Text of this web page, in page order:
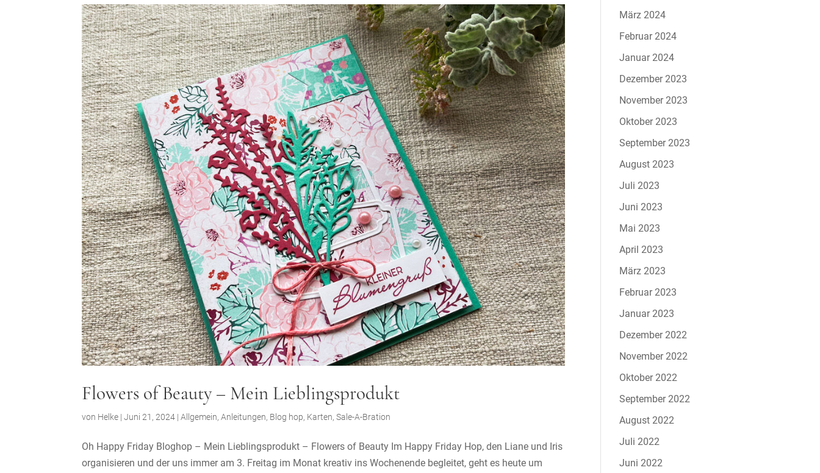
Flowers of Beauty – Mein Lieblingsprodukt
von Helke |Juni 21, 2024 |Allgemein,Anleitungen, Blog hop, Karten,Sale-A-Bration
Oh Happy Friday Bloghop – Mein Lieblingsprodukt – Flowers of Beauty Im Happy Friday Hop, den Liane und Iris
organisieren und der uns immer am 3. Freitag im Monat kreativ ins Wochenende begleitet, geht es heute um
März 2024
Februar 2024
Januar 2024
Dezember 2023
November 2023
Oktober 2023
September 2023
August 2023
Juli 2023
Juni 2023
Mai 2023
April 2023
März 2023
Februar 2023
Januar 2023
Dezember 2022
November 2022
Oktober 2022
September 2022
August 2022
Juli 2022
Juni 2022